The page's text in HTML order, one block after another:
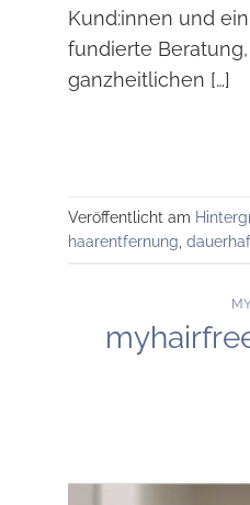
Kund:innen und
fundierte
ganzheitlichen […]
Veröffentlicht am
haarentfernung